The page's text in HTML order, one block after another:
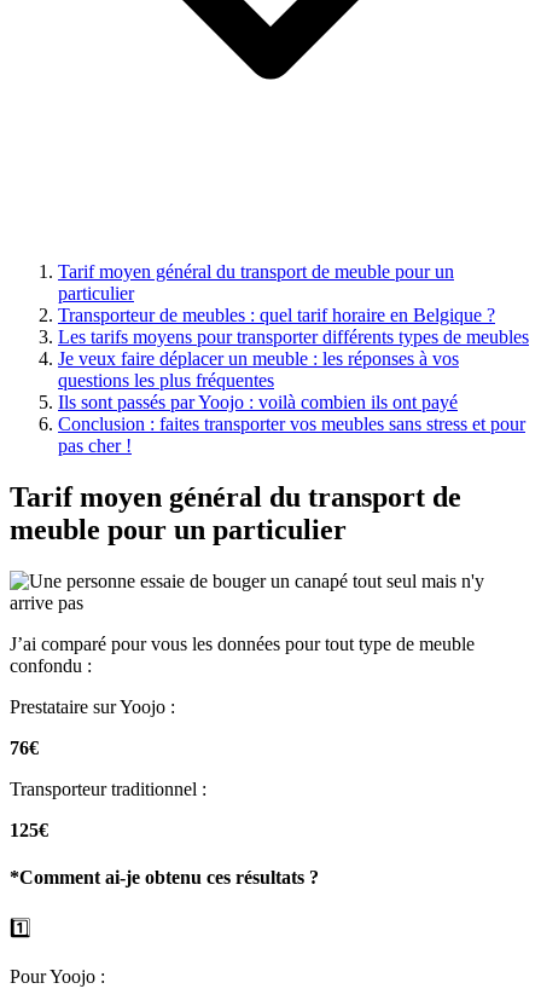
Tarif moyen général du transport de meuble pour un
particulier
Transporteur de meubles : quel tarif horaire en Belgique ?
Les tarifs moyens pour transporter différents types de meubles
Je veux faire déplacer un meuble : les réponses à vos
questions les plus fréquentes
Ils sont passés par Yoojo : voilà combien ils ont payé
Conclusion : faites transporter vos meubles sans stress et pour
pas cher !
Tarif moyen général du transport de
meuble pour un particulier
J’ai comparé pour vous les données pour tout type de meuble
confondu :
Prestataire sur Yoojo :
76€
Transporteur traditionnel :
125€
*Comment ai-je obtenu ces résultats ?
1️⃣
Pour Yoojo :